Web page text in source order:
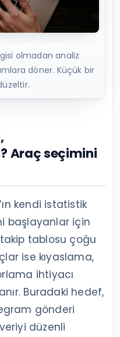
olmadan analiz
döner. Küçük bir
Araç seçimini
kendi istatistik
başlayanlar için
tablosu çoğu
ise kıyaslama,
ihtiyacı
Buradaki hedef,
gönderi
düzenli